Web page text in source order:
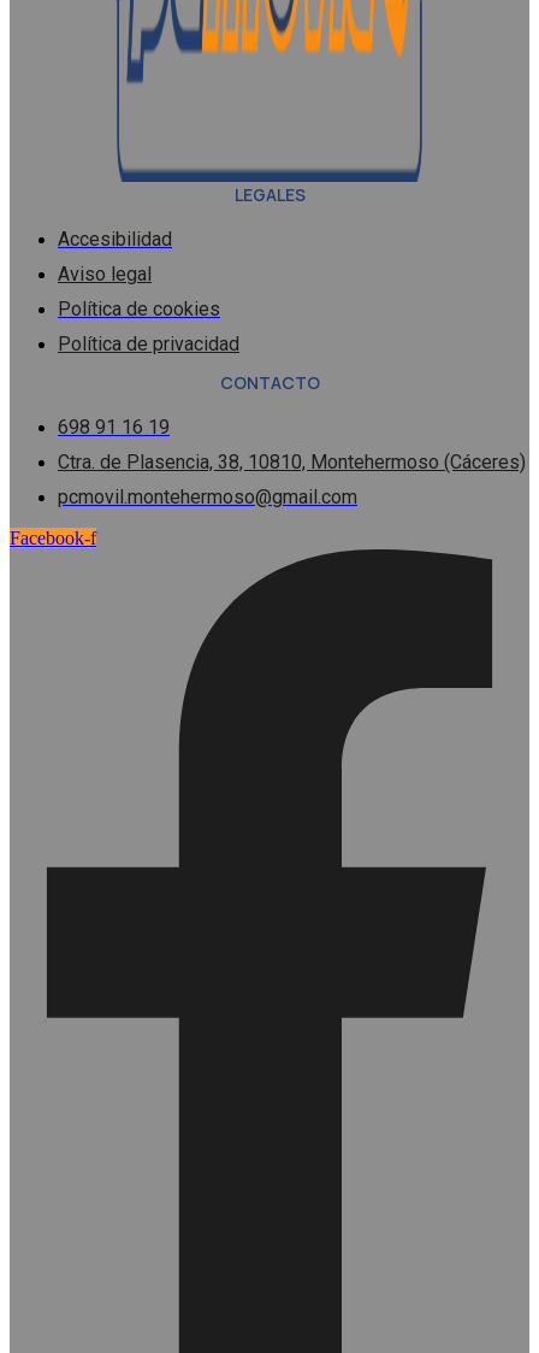
LEGALES
Accesibilidad
Aviso legal
Política de cookies
Política de privacidad
CONTACTO
698 91 16 19
Ctra. de Plasencia, 38, 10810, Montehermoso (Cáceres)
pcmovil.montehermoso@gmail.com
Facebook-f